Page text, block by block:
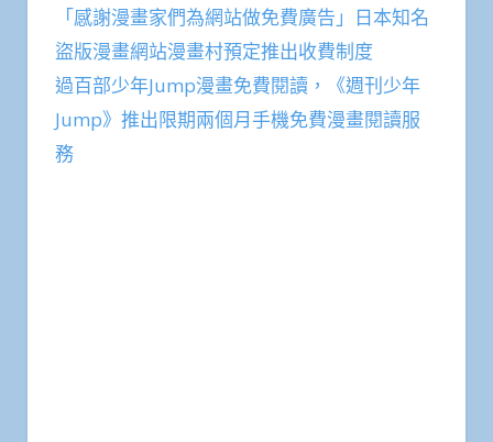
「感謝漫畫家們為網站做免費廣告」日本知名
盜版漫畫網站漫畫村預定推出收費制度
過百部少年Jump漫畫免費閱讀，《週刊少年
Jump》推出限期兩個月手機免費漫畫閱讀服
務